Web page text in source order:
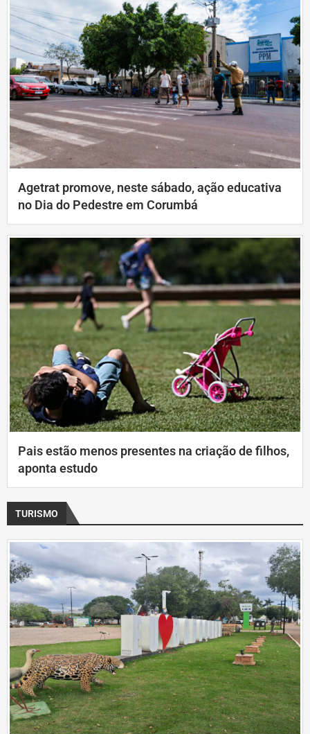
Agetrat promove, neste sábado, ação educativa
no Dia do Pedestre em Corumbá
Pais estão menos presentes na criação de filhos,
aponta estudo
TURISMO